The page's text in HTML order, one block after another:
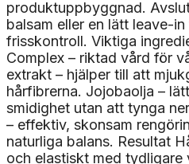
produktuppbyggnad.
balsam eller en lätt leave-
frisskontroll. Viktiga
Complex – riktad vård för
extrakt – hjälper till att
hårfibrerna. Jojobaolja –
smidighet utan att tynga
– effektiv, skonsam
naturliga balans. Resultat
och elastiskt med tydligare